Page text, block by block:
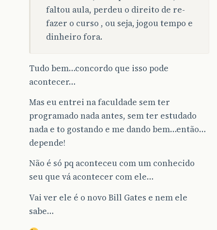
faltou aula, perdeu o direito de re-
fazer o curso , ou seja, jogou tempo e
dinheiro fora.
Tudo bem…concordo que isso pode
acontecer…
Mas eu entrei na faculdade sem ter
programado nada antes, sem ter estudado
nada e to gostando e me dando bem…então…
depende!
Não é só pq aconteceu com um conhecido
seu que vá acontecer com ele…
Vai ver ele é o novo Bill Gates e nem ele
sabe…